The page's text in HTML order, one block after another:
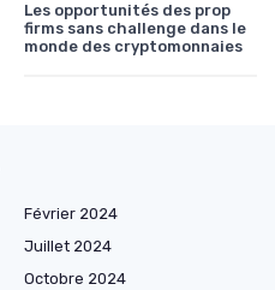
Les opportunités des prop
firms sans challenge dans le
monde des cryptomonnaies
Février 2024
Juillet 2024
Octobre 2024